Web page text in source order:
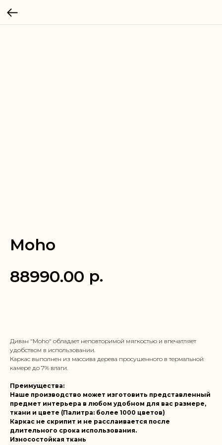
Moho
88990.00 р.
Диван "Moho" обладает неповторимой мягкостью и впечатляет
удобством в использовании.
Каркас выполнен из массива дерева просушенного в термальной
камере до 7% влаги.
Преимущества:
Наше производство может изготовить представленный
предмет интерьера в любом удобном для вас размере,
ткани и цвете (Палитра: более 1000 цветов)
Каркас не скрипит и не расслаивается после
длительного срока использования.
Износостойкая ткань